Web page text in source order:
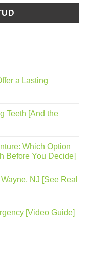
a Lasting
Teeth [And the
Which Option
Before You Decide]
NJ [See Real
[Video Guide]